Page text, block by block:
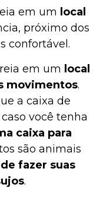
em um local
próximo dos
confortável.
em um local
movimentos.
a caixa de
você tenha
caixa para
são animais
fazer suas
.